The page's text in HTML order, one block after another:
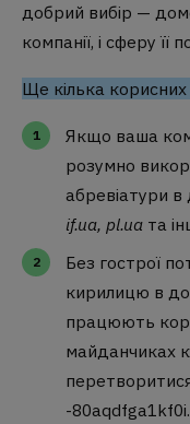
добрий вибір —
компанії, і сферу її
Ще кілька
Якщо ваша
розумно
абревіатури в
if.ua, pl.ua та
Без гострої
кирилицю в
працюють
майданчиках
-